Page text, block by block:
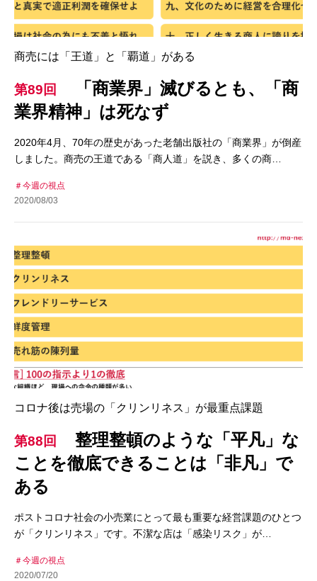
商売には「王道」と「覇道」がある
第89回
「商業界」滅びるとも、「商
業界精神」は死なず
2020年4月、70年の歴史があった老舗出版社の「商業界」が倒産
しました。商売の王道である「商人道」を説き、多くの商…
今週の視点
2020/08/03
コロナ後は売場の「クリンリネス」が最重点課題
第88回
整理整頓のような「平凡」な
ことを徹底できることは「非凡」で
ある
ポストコロナ社会の小売業にとって最も重要な経営課題のひとつ
が「クリンリネス」です。不潔な店は「感染リスク」が…
今週の視点
2020/07/20